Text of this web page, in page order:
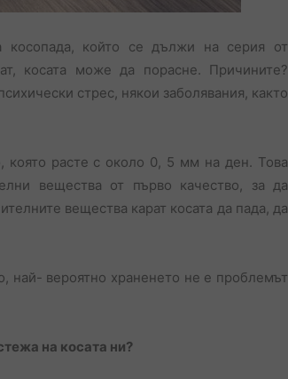
косопада, който се дължи на серия от
косата може да порасне. Причините?
стрес, някои заболявания, както
която расте с около 0, 5 мм на ден. Това
вещества от първо качество, за да
вещества карат косата да пада, да
най- вероятно храненето не е проблемът
на косата ни?